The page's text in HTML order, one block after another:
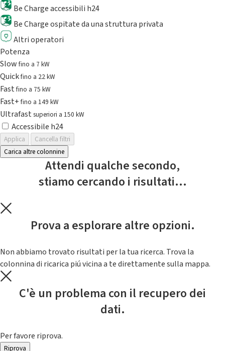
Be Charge accessibili h24
Be Charge ospitate da una struttura privata
Altri operatori
Potenza
Slowfino a 7 kW
Quickfino a 22 kW
Fastfino a 75 kW
Fast+fino a 149 kW
Ultrafast superiori a 150 kW
Accessibile h24
Applica
Cancella filtri
Carica altre colonnine
Attendi qualche secondo,
stiamo cercando i risultati...
Prova a esplorare altre opzioni.
Non abbiamo trovato risultati per la tua ricerca. Trova la
colonnina di ricarica piú vicina a te direttamente sulla mappa.
C'è un problema con il recupero dei
dati.
Per favore riprova.
Riprova